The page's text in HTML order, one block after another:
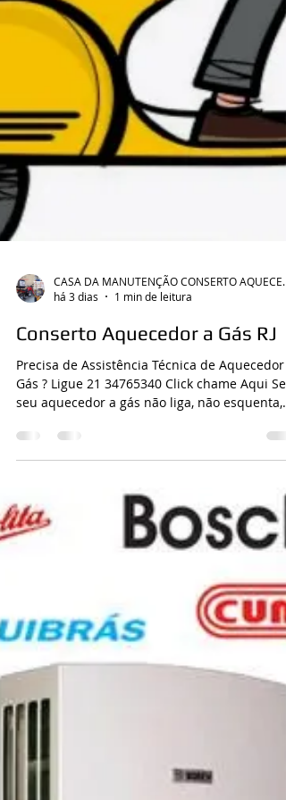
há 3 dias
1 min de leitura
Conserto Aquecedor a Gás RJ
Precisa de Assistência Técnica de Aquecedor a
seu aquecedor a gás não liga, não esquenta,
desliga sozinho, apresenta códigos de erro,
com a experiência da Aquecedores a gás
Atendemos diversas marcas, como Rinnai,
Lorenzetti, Bosch, Rheem, Komeco, Sakura,
Orbis, Kobe e outras, realizando diagnóstico
instalação, conversão GN/GLP e adequação